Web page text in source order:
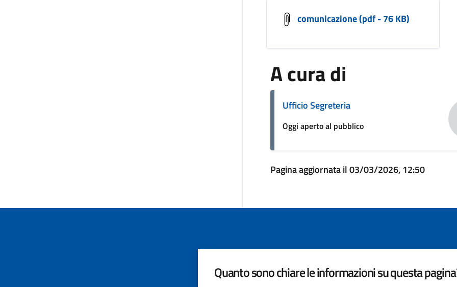
comunicazione (pdf - 76 KB)
A cura di
Ufficio Segreteria
Oggi aperto al pubblico
Pagina aggiornata il 03/03/2026, 12:50
Quanto sono chiare le informazioni su questa